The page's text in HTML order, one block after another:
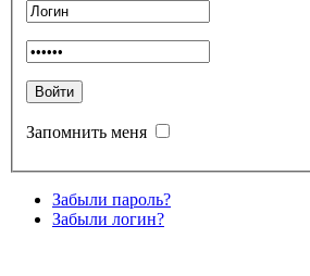
Запомнить меня
Забыли пароль?
Забыли логин?